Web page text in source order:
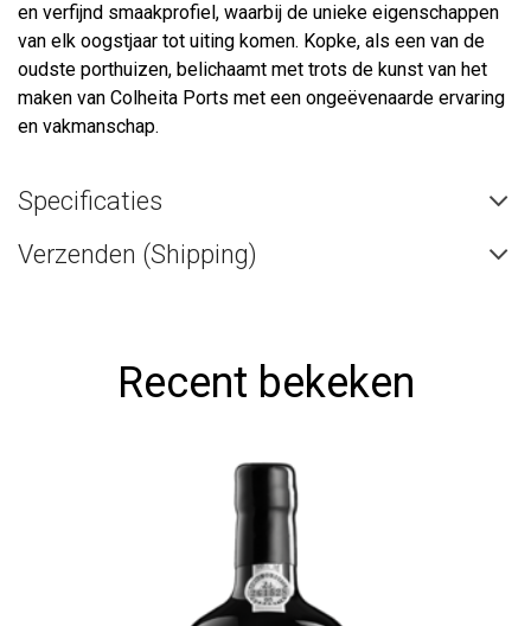
en verfijnd smaakprofiel, waarbij de unieke eigenschappen
van elk oogstjaar tot uiting komen. Kopke, als een van de
oudste porthuizen, belichaamt met trots de kunst van het
maken van Colheita Ports met een ongeëvenaarde ervaring
en vakmanschap.
Specificaties
Verzenden (Shipping)
Recent bekeken